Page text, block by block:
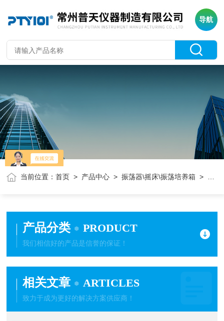
导航
当前位置：首页 > 产品中心 >振荡器\摇床\振荡培养箱 > 往复式大容量振荡器（变频控制）
产品分类 PRODUCT
我们相信好的产品是信誉的保证！
相关文章 ARTICLES
致力于成为更好的解决方案供应商！